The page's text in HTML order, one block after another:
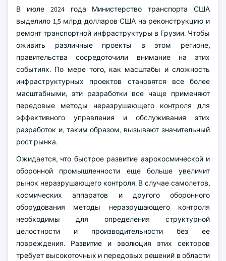
В июле 2024 года Министерство транспорта США
выделило 1,5 млрд долларов США на реконструкцию и
ремонт транспортной инфраструктуры в Грузии. Чтобы
оживить различные проекты в этом регионе,
правительства сосредоточили внимание на этих
событиях. По мере того, как масштабы и сложность
инфраструктурных проектов становятся все более
масштабными, эти разработки все чаще применяют
передовые методы неразрушающего контроля для
эффективного управления и обслуживания этих
разработок и, таким образом, вызывают значительный
рост рынка.
Ожидается, что быстрое развитие аэрокосмической и
оборонной промышленности еще больше увеличит
рынок неразрушающего контроля. В случае самолетов,
космических аппаратов и другого оборонного
оборудования методы неразрушающего контроля
необходимы для определения структурной
целостности и производительности без ее
повреждения. Развитие и эволюция этих секторов
требует высокоточных и передовых решений в области